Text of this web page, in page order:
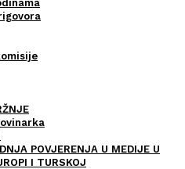
POVJERENJA U MEDIJE U
I TURSKOJ